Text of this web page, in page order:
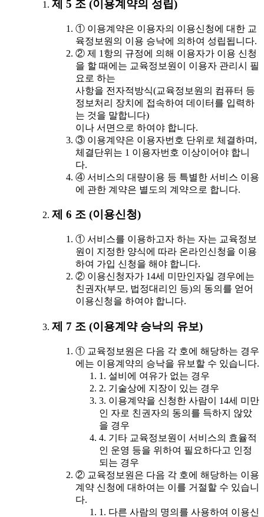
제 5 조 (이용계약의 성립)
① 이용계약은 이용자의 이용신청에 대한 교
육정보원의 이용 승낙에 의하여 성립됩니다.
② 제 1항의 규정에 의해 이용자가 이용 신청
을 할 때에는 교육정보원이 이용자 관리시 필
요로 하는
사항을 전자적방식(교육정보원의 컴퓨터 등
정보처리 장치에 접속하여 데이터를 입력하
는 것을 말합니다)
이나 서면으로 하여야 합니다.
③ 이용계약은 이용자번호 단위로 체결하며,
체결단위는 1 이용자번호 이상이어야 합니
다.
④ 서비스의 대량이용 등 특별한 서비스 이용
에 관한 계약은 별도의 계약으로 합니다.
제 6 조 (이용신청)
① 서비스를 이용하고자 하는 자는 교육정보
원이 지정한 양식에 따라 온라인신청을 이용
하여 가입 신청을 해야 합니다.
② 이용신청자가 14세 미만인자일 경우에는
친권자(부모, 법정대리인 등)의 동의를 얻어
이용신청을 하여야 합니다.
제 7 조 (이용계약 승낙의 유보)
① 교육정보원은 다음 각 호에 해당하는 경우
에는 이용계약의 승낙을 유보할 수 있습니다.
1. 설비에 여유가 없는 경우
2. 기술상에 지장이 있는 경우
3. 이용계약을 신청한 사람이 14세 미만
인 자로 친권자의 동의를 득하지 않았
을 경우
4. 기타 교육정보원이 서비스의 효율적
인 운영 등을 위하여 필요하다고 인정
되는 경우
② 교육정보원은 다음 각 호에 해당하는 이용
계약 신청에 대하여는 이를 거절할 수 있습니
다.
1. 다른 사람의 명의를 사용하여 이용신